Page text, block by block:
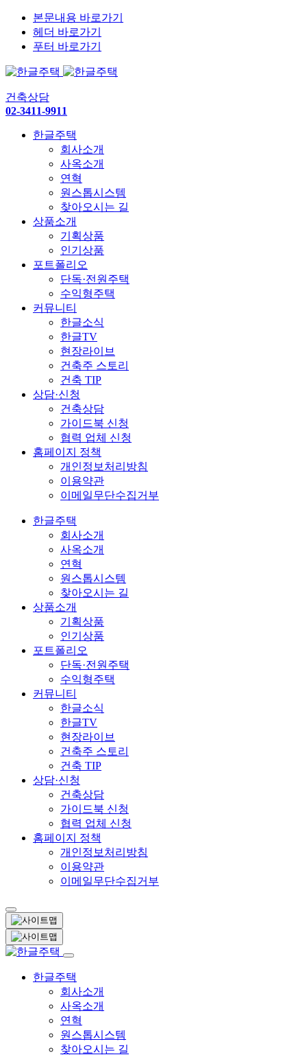
본문내용 바로가기
헤더 바로가기
푸터 바로가기
건축상담
02-3411-9911
한글주택
회사소개
사옥소개
연혁
원스톱시스템
찾아오시는 길
상품소개
기획상품
인기상품
포트폴리오
단독·전원주택
수익형주택
커뮤니티
한글소식
한글TV
현장라이브
건축주 스토리
건축 TIP
상담·신청
건축상담
가이드북 신청
협력 업체 신청
홈페이지 정책
개인정보처리방침
이용약관
이메일무단수집거부
한글주택
회사소개
사옥소개
연혁
원스톱시스템
찾아오시는 길
상품소개
기획상품
인기상품
포트폴리오
단독·전원주택
수익형주택
커뮤니티
한글소식
한글TV
현장라이브
건축주 스토리
건축 TIP
상담·신청
건축상담
가이드북 신청
협력 업체 신청
홈페이지 정책
개인정보처리방침
이용약관
이메일무단수집거부
한글주택
회사소개
사옥소개
연혁
원스톱시스템
찾아오시는 길